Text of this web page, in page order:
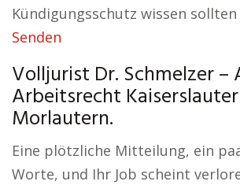
Kündigungsschutz wissen sollten
Senden
Volljurist Dr. Schmelzer –
Arbeitsrecht
Morlautern.
Eine plötzliche Mitteilung, ein
Worte, und Ihr Job scheint